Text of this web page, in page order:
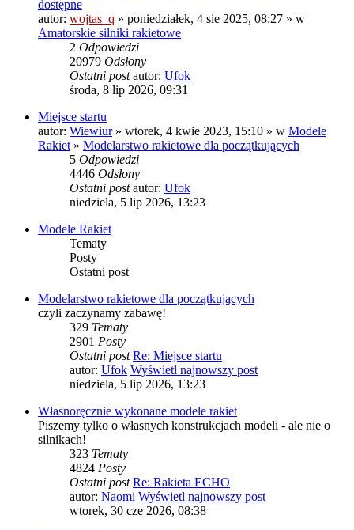
dostępne
autor: wojtas_q » poniedziałek, 4 sie 2025, 08:27 » w
Amatorskie silniki rakietowe
2 Odpowiedzi
20979 Odsłony
Ostatni postautor: Ufok
środa, 8 lip 2026, 09:31
Miejsce startu
autor: Wiewiur» wtorek, 4 kwie 2023, 15:10 » w Modele
Rakiet» Modelarstwo rakietowe dla początkujących
5 Odpowiedzi
4446 Odsłony
Ostatni postautor: Ufok
niedziela, 5 lip 2026, 13:23
Modele Rakiet
Tematy
Posty
Ostatni post
Modelarstwo rakietowe dla początkujących
czyli zaczynamy zabawę!
329 Tematy
2901 Posty
Ostatni post Re: Miejsce startu
autor: Ufok Wyświetl najnowszy post
niedziela, 5 lip 2026, 13:23
Własnoręcznie wykonane modele rakiet
Piszemy tylko o własnych konstrukcjach modeli - ale nie o
silnikach!
323 Tematy
4824 Posty
Ostatni post Re: Rakieta ECHO
autor: Naomi Wyświetl najnowszy post
wtorek, 30 cze 2026, 08:38